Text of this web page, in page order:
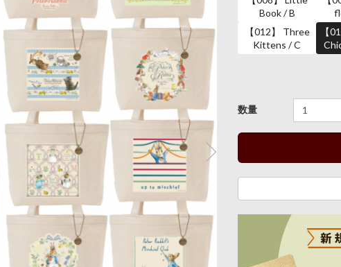
Book / B
【012】 Three
Kittens / C
【
数量